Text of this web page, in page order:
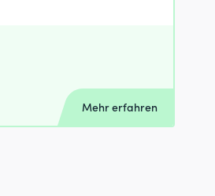
Mehr erfahren